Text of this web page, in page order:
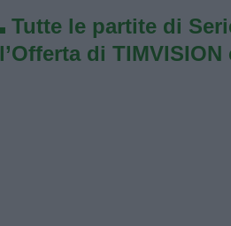
Tutte le partite di
l’Offerta di TIMVISION